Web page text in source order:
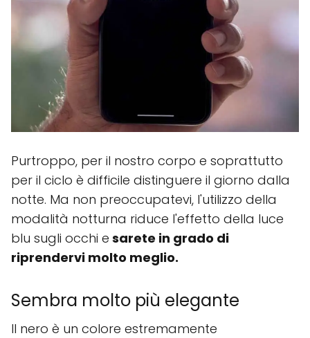
Purtroppo, per il nostro corpo e soprattutto
per il ciclo è difficile distinguere il giorno dalla
notte. Ma non preoccupatevi, l'utilizzo della
modalità notturna riduce l'effetto della luce
blu sugli occhi e sarete in grado di
riprendervi molto meglio.
Sembra molto più elegante
Il nero è un colore estremamente